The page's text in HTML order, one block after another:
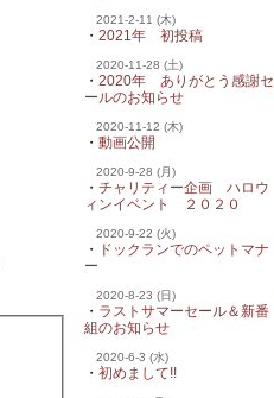
2021-2-11 (木)
・ 2021年 初投稿
2020-11-28 (土)
・ 2020年 ありがとう感謝セ
ールのお知らせ
2020-11-12 (木)
・ 動画公開
2020-9-28 (月)
・ チャリティー企画 ハロウ
ィンイベント ２０２０
2020-9-22 (火)
・
ドックランでのペットマナ
ー
2020-8-23 (日)
・ ラストサマーセール＆新番
組のお知らせ
2020-6-3 (水)
・ 初めまして!!